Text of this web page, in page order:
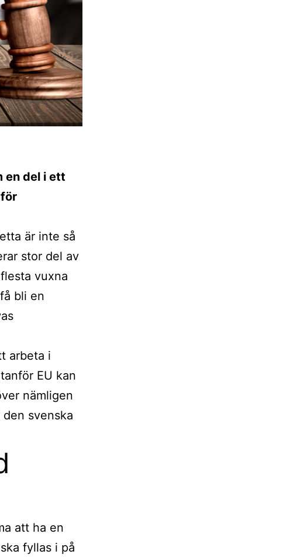
en del i ett
är inte så
stor del av
vuxna
bli en
arbeta i
EU kan
nämligen
svenska
att ha en
fyllas i på